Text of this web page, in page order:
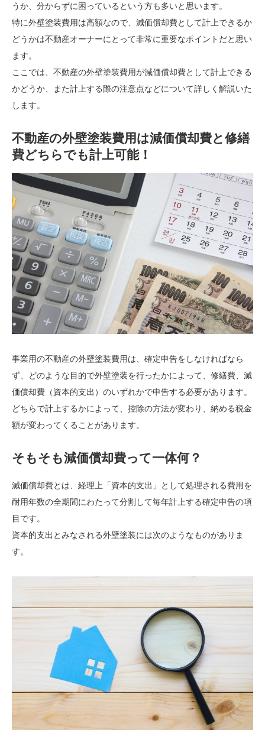
うか、分からずに困っているという方も多いと思います。
特に外壁塗装費用は高額なので、減価償却費として計上できるか
どうかは不動産オーナーにとって非常に重要なポイントだと思い
ます。
ここでは、不動産の外壁塗装費用が減価償却費として計上できる
かどうか、また計上する際の注意点などについて詳しく解説いた
します。
不動産の外壁塗装費用は減価償却費と修繕
費どちらでも計上可能！
事業用の不動産の外壁塗装費用は、確定申告をしなければなら
ず、どのような目的で外壁塗装を行ったかによって、修繕費、減
価償却費（資本的支出）のいずれかで申告する必要があります。
どちらで計上するかによって、控除の方法が変わり、納める税金
額が変わってくることがあります。
そもそも減価償却費って一体何？
減価償却費とは、経理上「資本的支出」として処理される費用を
耐用年数の全期間にわたって分割して毎年計上する確定申告の項
目です。
資本的支出とみなされる外壁塗装には次のようなものがありま
す。